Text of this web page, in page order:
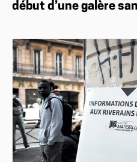
début d’une galère